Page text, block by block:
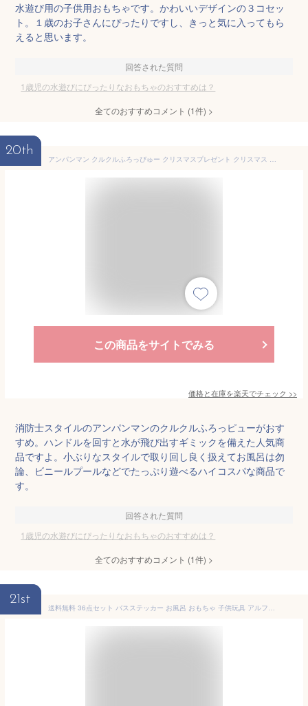
水遊び用の子供用おもちゃです。かわいいデザインの３コセッ
ト。１歳のお子さんにぴったりですし、きっと気に入ってもら
えると思います。
回答された質問
1歳児の水遊びにぴったりなおもちゃのおすすめは？
全てのおすすめコメント (1件) >
20th
アンパンマン クルクルふろっぴゅー クリスマスプレゼント クリスマス プレゼント 子供 ギフト 男の子 女の子 アンパンマン お風呂 おもちゃ 玩具
この商品をサイトでみる
価格と在庫を楽天でチェック >>
消防士スタイルのアンパンマンのクルクルふろっピューがおす
すめ。ハンドルを回すと水が飛び出すギミックを備えた人気商
品ですよ。小ぶりなスタイルで取り回し良く扱えてお風呂は勿
論、ビニールプールなどでたっぷり遊べるハイコスパな商品で
す。
回答された質問
1歳児の水遊びにぴったりなおもちゃのおすすめは？
全てのおすすめコメント (1件) >
21st
送料無料 36点セット バスステッカー お風呂 おもちゃ 子供玩具 アルファベット（A-Z）26コと数字（0-9）10コバスステッカー ラーニング お風呂おもちゃ お風呂グッズ 学習収納 お風呂遊び 水遊び 男の子 女の子 知育玩具 1歳 2歳 3歳 暑さ対策 収納袋付き プレゼント 父の日